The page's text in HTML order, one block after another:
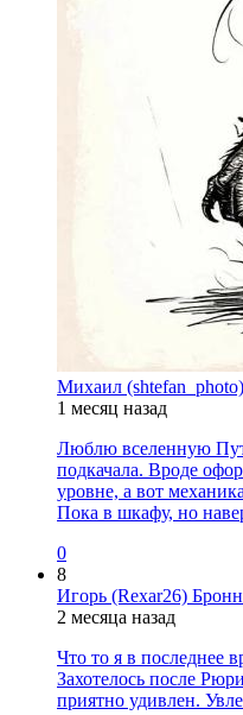
Михаил (shtefan_photo)
1 месяц назад
Люблю вселенную
подкачала. Вроде
уровне, а вот
Пока в шкафу, но
0
8
Игорь (Rexar26)
2 месяца назад
Что то я в последнее
Захотелось после
приятно удивлен.